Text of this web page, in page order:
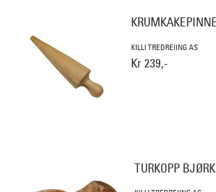
KRUMKAKEPINNE
KILLI TREDREIING AS
Kr 239,-
TURKOPP BJØRK